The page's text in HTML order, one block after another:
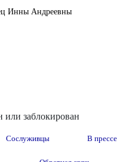
Инны Андреевны
или заблокирован
Сослуживцы В прессе